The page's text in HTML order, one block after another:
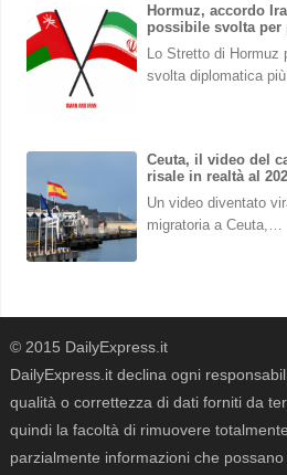
Hormuz, accordo
possibile svolta per
Lo Stretto di Hormuz
svolta diplomatica
Ceuta, il video del
risale in realtà al
Un video diventato
migratoria a Ceuta,…
© 2015 DailyExpress.it
DailyExpress.it declina ogni
qualità o correttezza di dati forniti da
quindi la facoltà di rimuovere
parzialmente informazioni che